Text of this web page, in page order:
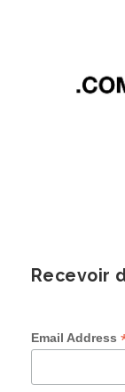
Recevoir
Email Address